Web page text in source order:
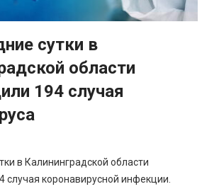
сутки в
области
194 случая
в Калининградской области
случая коронавирусной инфекции.